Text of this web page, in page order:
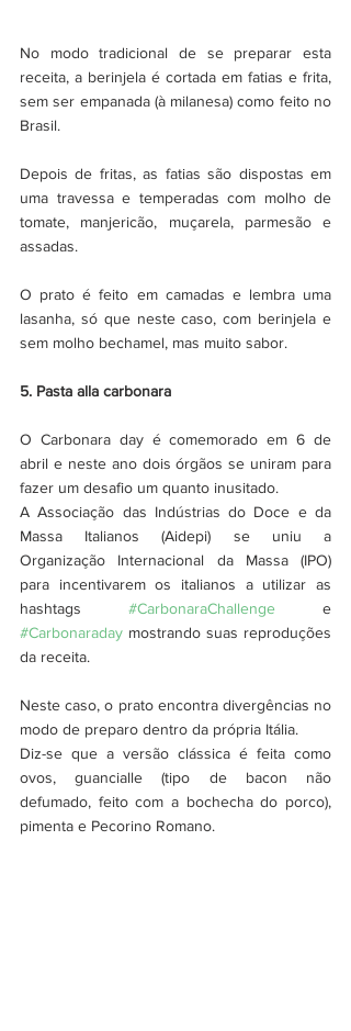
No modo tradicional de se preparar esta
receita, a berinjela é cortada em fatias e frita,
sem ser empanada (à milanesa) como feito no
Brasil.
Depois de fritas, as fatias são dispostas em
uma travessa e temperadas com molho de
tomate, manjericão, muçarela, parmesão e
assadas.
O prato é feito em camadas e lembra uma
lasanha, só que neste caso, com berinjela e
sem molho bechamel, mas muito sabor.
5. Pasta alla carbonara
O Carbonara day é comemorado em 6 de
abril e neste ano dois órgãos se uniram para
fazer um desafio um quanto inusitado.
A Associação das Indústrias do Doce e da
Massa Italianos (Aidepi) se uniu a
Organização Internacional da Massa (IPO)
para incentivarem os italianos a utilizar as
hashtags #CarbonaraChallenge
#Carbonaraday mostrando suas reproduções
da receita.
Neste caso, o prato encontra divergências no
modo de preparo dentro da própria Itália.
Diz-se que a versão clássica é feita como
ovos, guancialle (tipo de bacon não
defumado, feito com a bochecha do porco),
pimenta e Pecorino Romano.